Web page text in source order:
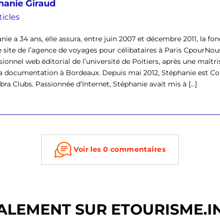
Giraud
a 34 ans, elle assura, entre juin 2007 et décembre 2011, la
site de l’agence de voyages pour célibataires à Paris
web éditorial de l’université de Poitiers, après une
documentation à Bordeaux. Depuis mai 2012, Stéphanie est
Clubs. Passionnée d’Internet, Stéphanie avait mis à [...]
Voir les 0 commentaires
SUR